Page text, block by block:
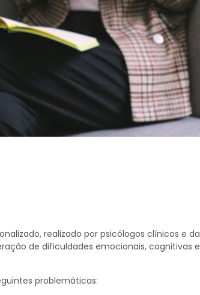
realizado por psicólogos clínicos e da
de dificuldades emocionais, cognitivas e
problemáticas: